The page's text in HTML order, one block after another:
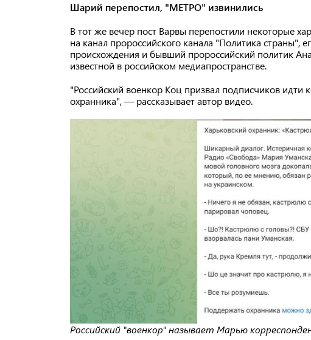
Шарий перепостил, "МЕТРО" извинились
В тот же вечер пост Варвы перепостили некоторые
на канал пророссийского канала "Политика страны",
происхождения и бывший пророссийский политик
известной в российском медиапространстве.
"Российский военкор Коц призвал подписчиков
охранника", — рассказывает автор видео.
Российский "военкор" называет Марью